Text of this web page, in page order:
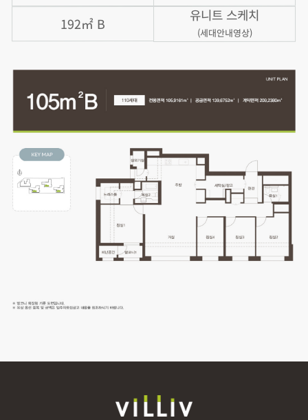
192㎡ B 유니트 스케치
(세대안내영상)